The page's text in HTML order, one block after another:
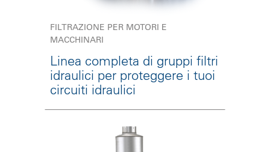
FILTRAZIONE PER MOTORI E
MACCHINARI
Linea completa di gruppi filtri
idraulici per proteggere i tuoi
circuiti idraulici